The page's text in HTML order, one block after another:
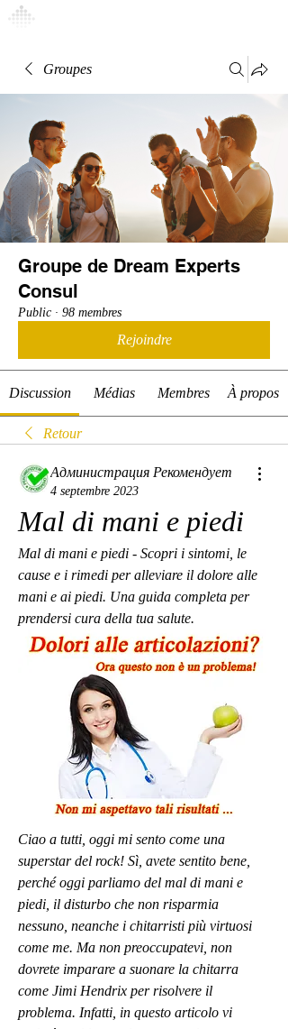
Groupes
Groupe de Dream Experts
Consul
Public · 98 membres
Rejoindre
Discussion Médias Membres À propos
Retour
Администрация Рекомендует
4 septembre 2023
Mal di mani e piedi
Mal di mani e piedi - Scopri i sintomi, le
cause e i rimedi per alleviare il dolore alle
mani e ai piedi. Una guida completa per
prendersi cura della tua salute.
Ciao a tutti, oggi mi sento come una
superstar del rock! Sì, avete sentito bene,
perché oggi parliamo del mal di mani e
piedi, il disturbo che non risparmia
nessuno, neanche i chitarristi più virtuosi
come me. Ma non preoccupatevi, non
dovrete imparare a suonare la chitarra
come Jimi Hendrix per risolvere il
problema. Infatti, in questo articolo vi